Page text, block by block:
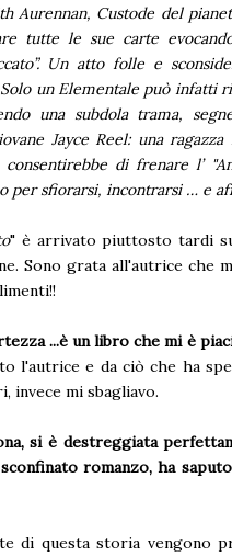
Aurennan, Custode del
tutte le sue carte
Un atto folle e
un Elementale può infatti
una subdola trama,
Jayce Reel: una
di frenare l’
per sfiorarsi, incontrarsi … e
" è arrivato piuttosto tardi
e le
...è un libro che mi è
l'autrice e da ciò che ha
invece mi sbagliavo.
si è destreggiata
romanzo, ha
di questa storia vengono